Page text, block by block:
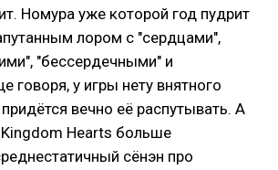
Номура уже которой год пудрит
лором с "сердцами",
"бессердечными" и
говоря, у игры нету внятного
вечно её распутывать. А
Hearts больше
сёнэн про